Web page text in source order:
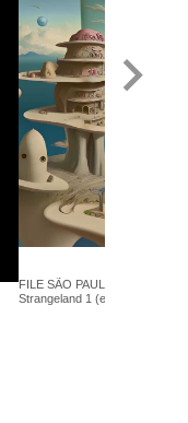
FILE SÃO PAULO 2024 - Kelly
Strangeland 1 (excerpt) -